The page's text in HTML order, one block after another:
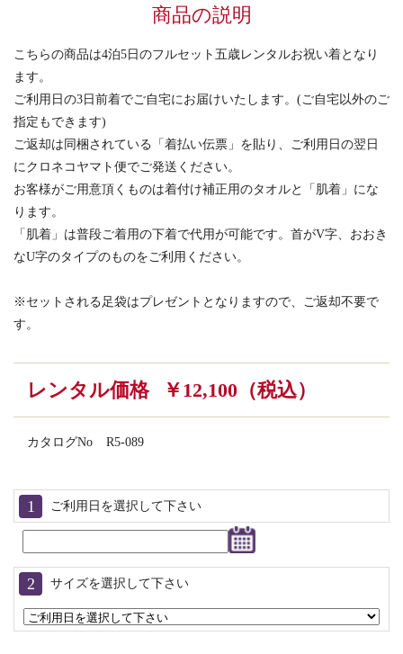
商品の説明
こちらの商品は4泊5日のフルセット五歳レンタルお祝い着となり
ます。
ご利用日の3日前着でご自宅にお届けいたします。(ご自宅以外のご
指定もできます)
ご返却は同梱されている「着払い伝票」を貼り、ご利用日の翌日
にクロネコヤマト便でご発送ください。
お客様がご用意頂くものは着付け補正用のタオルと「肌着」にな
ります。
「肌着」は普段ご着用の下着で代用が可能です。首がV字、おおき
なU字のタイプのものをご利用ください。
※セットされる足袋はプレゼントとなりますので、ご返却不要で
す。
レンタル価格 ￥12,100（税込）
カタログNo R5-089
ご利用日を選択して下さい
サイズを選択して下さい